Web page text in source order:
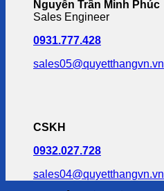
Nguyễn Trần Minh Phúc
Sales Engineer
0931.777.428
sales05@quyetthangvn.vn
CSKH
0932.027.728
sales04@quyetthangvn.vn